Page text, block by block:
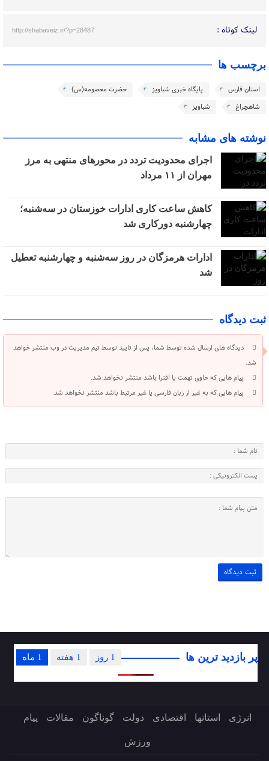
لینک کوتاه : http://shabaveiz.ir/?p=28487
برچسب ها
استان فارس پایگاه خبری شباویز
حضرت معصومه(س)
شاهچراغ
شباویز
نوشته های مشابه
اجرای محدودیت تردد در محورهای منتهی به مرز
مهران از ۱۱ مرداد
کاهش ساعت کاری ادارات خوزستان در سه‌شنبه؛
چهارشنبه دورکاری شد
ادارات هرمزگان در روز سه‌شنبه و چهارشنبه تعطیل
شد
ثبت دیدگاه
دیدگاه های ارسال شده توسط شما، پس از تایید توسط تیم مدیریت در وب منتشر خواهد
شد.
پیام هایی که حاوی تهمت یا افترا باشد منتشر نخواهد شد.
پیام هایی که به غیر از زبان فارسی یا غیر مرتبط باشد منتشر نخواهد شد.
پر بازدید ترین ها 1 ماه 1 هفته 1 روز
انرژی استانها اقتصادی دولت گوناگون مقالات پیام
ورزش